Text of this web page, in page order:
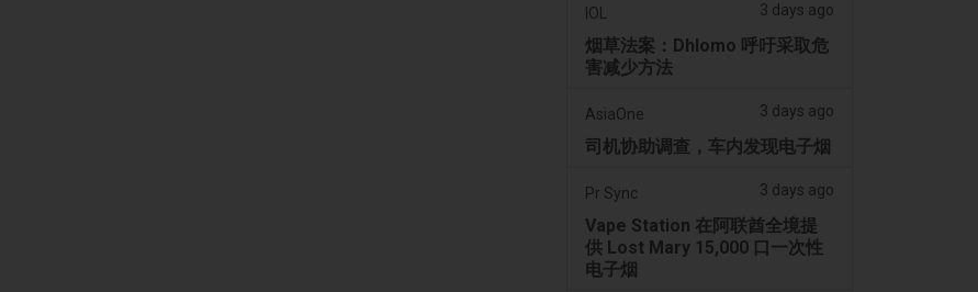
IOL 3 days ago
烟草法案：Dhlomo 呼吁采取危
害减少方法
AsiaOne 3 days ago
司机协助调查，车内发现电子烟
Pr Sync 3 days ago
Vape Station 在阿联酋全境提
供 Lost Mary 15,000 口一次性
电子烟